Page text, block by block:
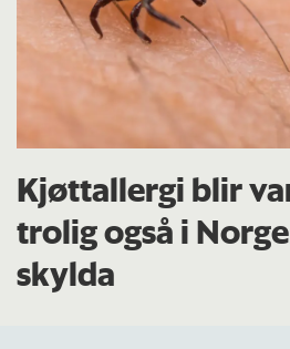
Kjøttallergi blir
trolig også i
skylda